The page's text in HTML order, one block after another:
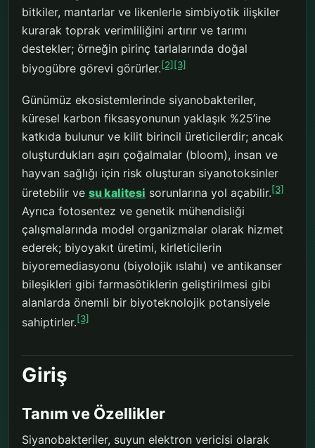
bitkiler, mantarlar ve likenlerle simbiyotik ilişkiler
kurarak toprak verimliliğini artırır ve tarımı
destekler; örneğin pirinç tarlalarında doğal
biyogübre görevi görürler.[2] [3]
Günümüz ekosistemlerinde siyanobakteriler,
küresel karbon fiksasyonunun yaklaşık %25’ine
katkıda bulunur ve kilit birincil üreticilerdir; ancak
oluşturdukları aşırı çoğalmalar (bloom), insan ve
hayvan sağlığı için risk oluşturan siyanotoksinler
üretebilir ve su kalitesi sorunlarına yol açabilir.[3]
Ayrıca fotosentez ve genetik mühendisliği
çalışmalarında model organizmalar olarak hizmet
ederek; biyoyakıt üretimi, kirleticilerin
biyoremediasyonu (biyolojik ıslahı) ve antikanser
bileşikleri gibi farmasötiklerin geliştirilmesi gibi
alanlarda önemli bir biyoteknolojik potansiyele
sahiptirler.[3]
Giriş
Tanım ve Özellikler
Siyanobakteriler, suyun elektron vericisi olarak